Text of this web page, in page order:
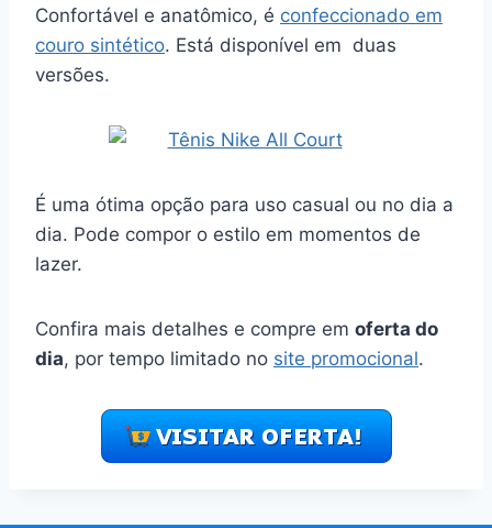
Confortável e anatômico, é confeccionado em
couro sintético. Está disponível em duas
versões.
É uma ótima opção para uso casual ou no dia a
dia. Pode compor o estilo em momentos de
lazer.
Confira mais detalhes e compre em oferta do
dia, por tempo limitado no site promocional.